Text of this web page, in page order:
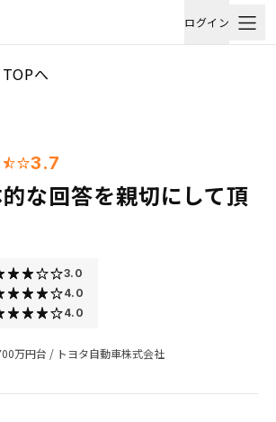
ログイン
へ
3.7
な回答を親切にして頂
3.0
4.0
4.0
万円台 / トヨタ自動車株式会社